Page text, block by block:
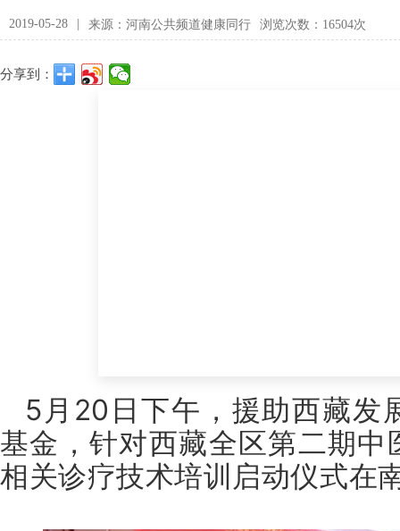
2019-05-28 来源：河南公共频道健康同行 浏览次数：16504次
分享到：
5月20日下午，援助西藏发
基金，针对西藏全区第二期
相关诊疗技术培训启动仪式在